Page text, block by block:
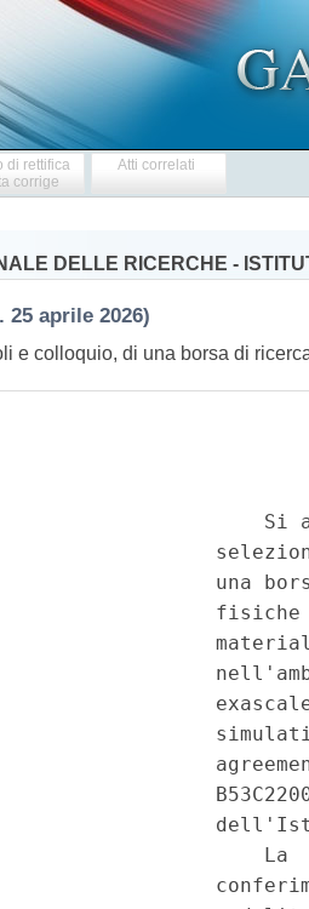
di rettifica
corrige
Atti correlati
DELLE RICERCHE -
25 aprile 2026)
e colloquio, di una borsa di